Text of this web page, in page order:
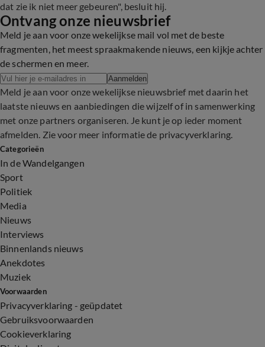
dat zie ik niet meer gebeuren", besluit hij.
Ontvang onze nieuwsbrief
Meld je aan voor onze wekelijkse mail vol met de beste
fragmenten, het meest spraakmakende nieuws, een kijkje achter
de schermen en meer.
Aanmelden
Meld je aan voor onze wekelijkse nieuwsbrief met daarin het
laatste nieuws en aanbiedingen die wijzelf of in samenwerking
met onze partners organiseren. Je kunt je op ieder moment
afmelden. Zie voor meer informatie de privacyverklaring.
Categorieën
In de Wandelgangen
Sport
Politiek
Media
Nieuws
Interviews
Binnenlands nieuws
Anekdotes
Muziek
Voorwaarden
Privacyverklaring - geüpdatet
Gebruiksvoorwaarden
Cookieverklaring